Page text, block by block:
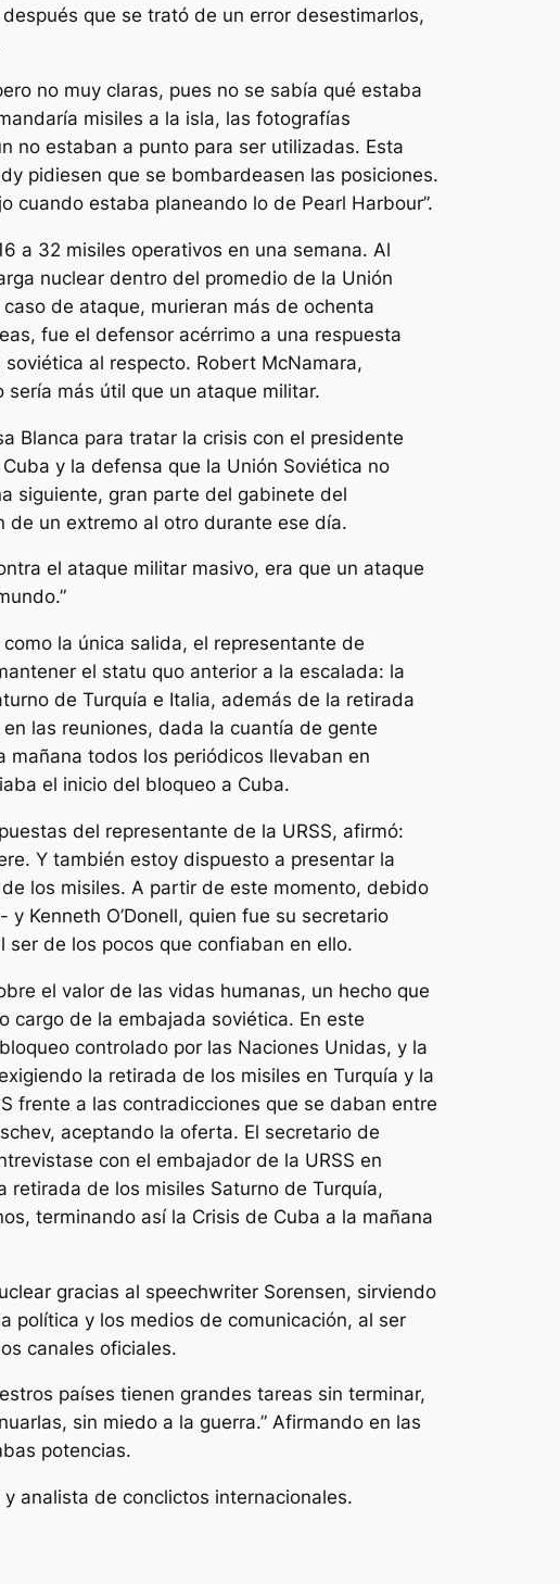
que se trató de un error desestimarlos,
no muy claras, pues no se sabía qué estaba
misiles a la isla, las fotografías
no estaban a punto para ser utilizadas. Esta
pidiesen que se bombardeasen las posiciones.
cuando estaba planeando lo de Pearl Harbour”.
a 32 misiles operativos en una semana. Al
nuclear dentro del promedio de la Unión
de ataque, murieran más de ochenta
fue el defensor acérrimo a una respuesta
al respecto. Robert McNamara,
más útil que un ataque militar.
Blanca para tratar la crisis con el presidente
y la defensa que la Unión Soviética no
siguiente, gran parte del gabinete del
de un extremo al otro durante ese día.
el ataque militar masivo, era que un ataque
la única salida, el representante de
el statu quo anterior a la escalada: la
de Turquía e Italia, además de la retirada
las reuniones, dada la cuantía de gente
mañana todos los periódicos llevaban en
el inicio del bloqueo a Cuba.
del representante de la URSS, afirmó:
Y también estoy dispuesto a presentar la
los misiles. A partir de este momento, debido
Kenneth O’Donell, quien fue su secretario
de los pocos que confiaban en ello.
el valor de las vidas humanas, un hecho que
cargo de la embajada soviética. En este
controlado por las Naciones Unidas, y la
la retirada de los misiles en Turquía y la
frente a las contradicciones que se daban entre
aceptando la oferta. El secretario de
con el embajador de la URSS en
de los misiles Saturno de Turquía,
terminando así la Crisis de Cuba a la mañana
gracias al speechwriter Sorensen, sirviendo
política y los medios de comunicación, al ser
canales oficiales.
países tienen grandes tareas sin terminar,
sin miedo a la guerra.” Afirmando en las
potencias.
y analista de conclictos internacionales.